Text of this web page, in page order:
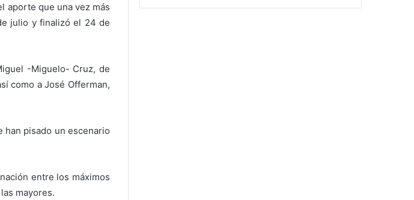
aporte que una vez más
julio y finalizó el 24 de
-Miguelo- Cruz, de
como a José Offerman,
han pisado un escenario
entre los máximos
mayores.